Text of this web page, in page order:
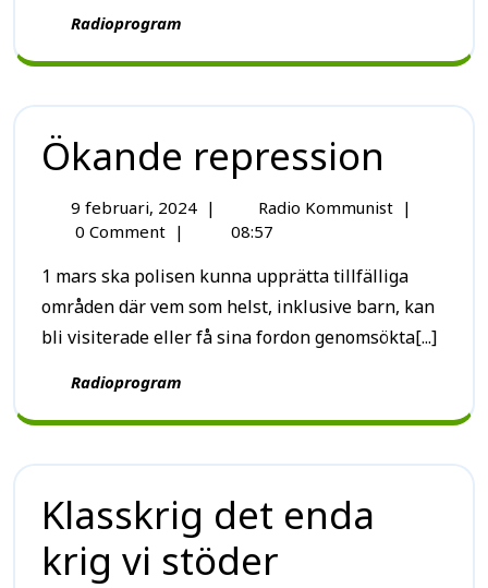
Radioprogram
Ökande repression
9 februari, 2024 | Radio Kommunist |
0 Comment | 08:57
1 mars ska polisen kunna upprätta tillfälliga
områden där vem som helst, inklusive barn, kan
bli visiterade eller få sina fordon genomsökta[...]
Radioprogram
Klasskrig det enda
krig vi stöder